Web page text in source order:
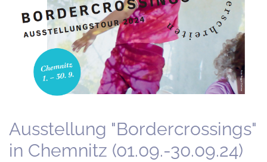
Ausstellung "Bordercrossings"
in Chemnitz (01.09.-30.09.24)